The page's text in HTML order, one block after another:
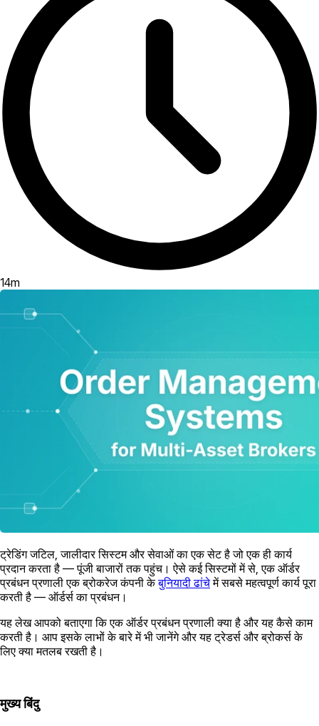
14m
ट्रेडिंग जटिल, जालीदार सिस्टम और सेवाओं का एक सेट है जो एक ही कार्य
प्रदान करता है — पूंजी बाजारों तक पहुंच। ऐसे कई सिस्टमों में से, एक ऑर्डर
प्रबंधन प्रणाली एक ब्रोकरेज कंपनी केबुनियादी ढांचेमें सबसे महत्वपूर्ण कार्य पूरा
करती है — ऑर्डर्स का प्रबंधन।
यह लेख आपको बताएगा कि एक ऑर्डर प्रबंधन प्रणाली क्या है और यह कैसे काम
करती है। आप इसके लाभों के बारे में भी जानेंगे और यह ट्रेडर्स और ब्रोकर्स के
लिए क्या मतलब रखती है।
मुख्य बिंदु